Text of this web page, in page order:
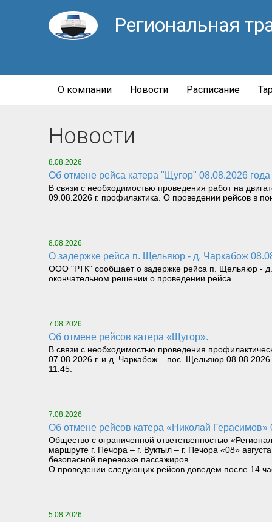
Региональная
О компании Новости Расписание
Новости
8.08.2026
Об отмене рейса катера "Щугор" 08.08.2026 года
В связи с необходимостью проведения работ на
09.08.2026 г. профилактика. О проведении рейсов в
8.08.2026
О задержке рейса п. Щельяюр - д. Чаркабож
ООО "РТК" сообщает о задержке рейса п. Щельяюр - д.
окончательном решении о проведении рейса.
7.08.2026
Об отмене рейсов катера «Щугор».
В связи с необходимостью проведения
07.08.2026 г. и д. Чаркабож – пос. Щельяюр
11:45.
7.08.2026
Об отмене рейсов катера «Николай Герасимов»
Общество с ограниченной ответственностью
маршруте г. Печора – г. Вуктыл – г. Печора «08»
безопасной перевозке пассажиров.
О проведении следующих рейсов доведём после 14
5.08.2026